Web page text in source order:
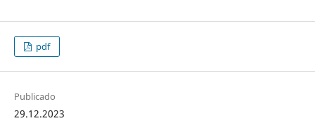
pdf
Publicado
29.12.2023